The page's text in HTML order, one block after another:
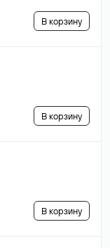
В корзину
В корзину
В корзину